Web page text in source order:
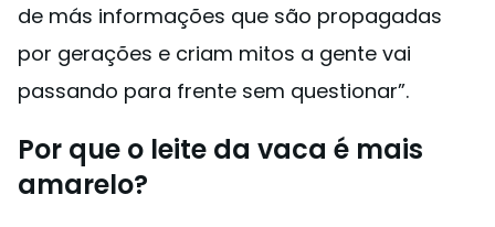
de más informações que são propagadas
por gerações e criam mitos a gente vai
passando para frente sem questionar”.
Por que o leite da vaca é mais
amarelo?